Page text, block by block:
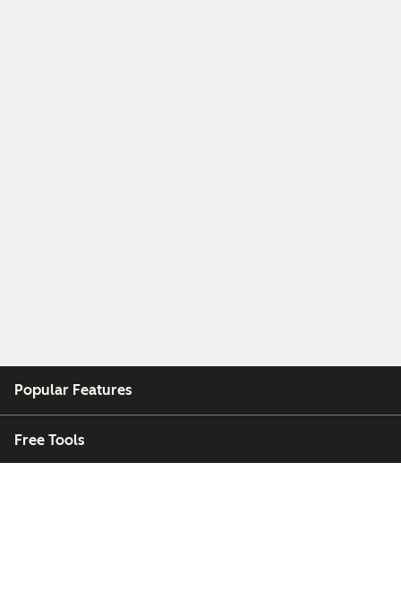
Popular Features
Free Tools